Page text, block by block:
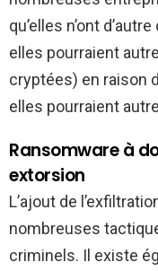
qu’elles n’ont
elles pourraient
cryptées) en raison
elles pourraient
Ransomware à
extorsion
L’ajout de
nombreuses
criminels. Il existe